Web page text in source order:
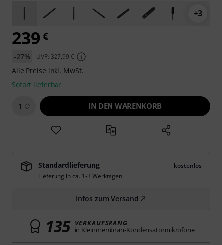
+3
239 €
-27% UVP: 327,99 €
Alle Preise inkl. MwSt.
Sofort lieferbar
1 IN DEN WARENKORB
Standardlieferung
kostenlos
Lieferung in ca. 1-3 Werktagen
Infos zum Versand
135 VERKAUFSRANG
in Kleinmembran-Kondensatormikrofone